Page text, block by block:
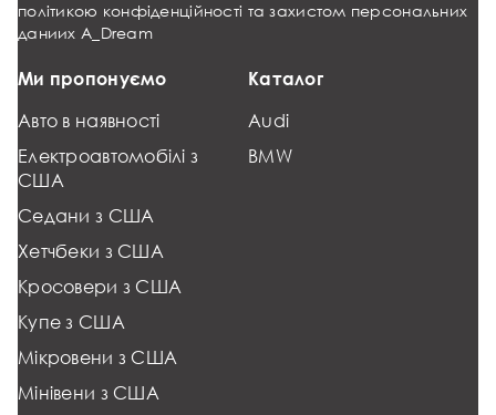
політикою конфіденційності та захистом персональних
даниих A_Dream
Ми пропонуємо
Авто в наявності
Електроавтомобілі з
США
Седани з США
Хетчбеки з США
Кросовери з США
Купе з США
Мікровени з США
Мінівени з США
Каталог
Audi
BMW